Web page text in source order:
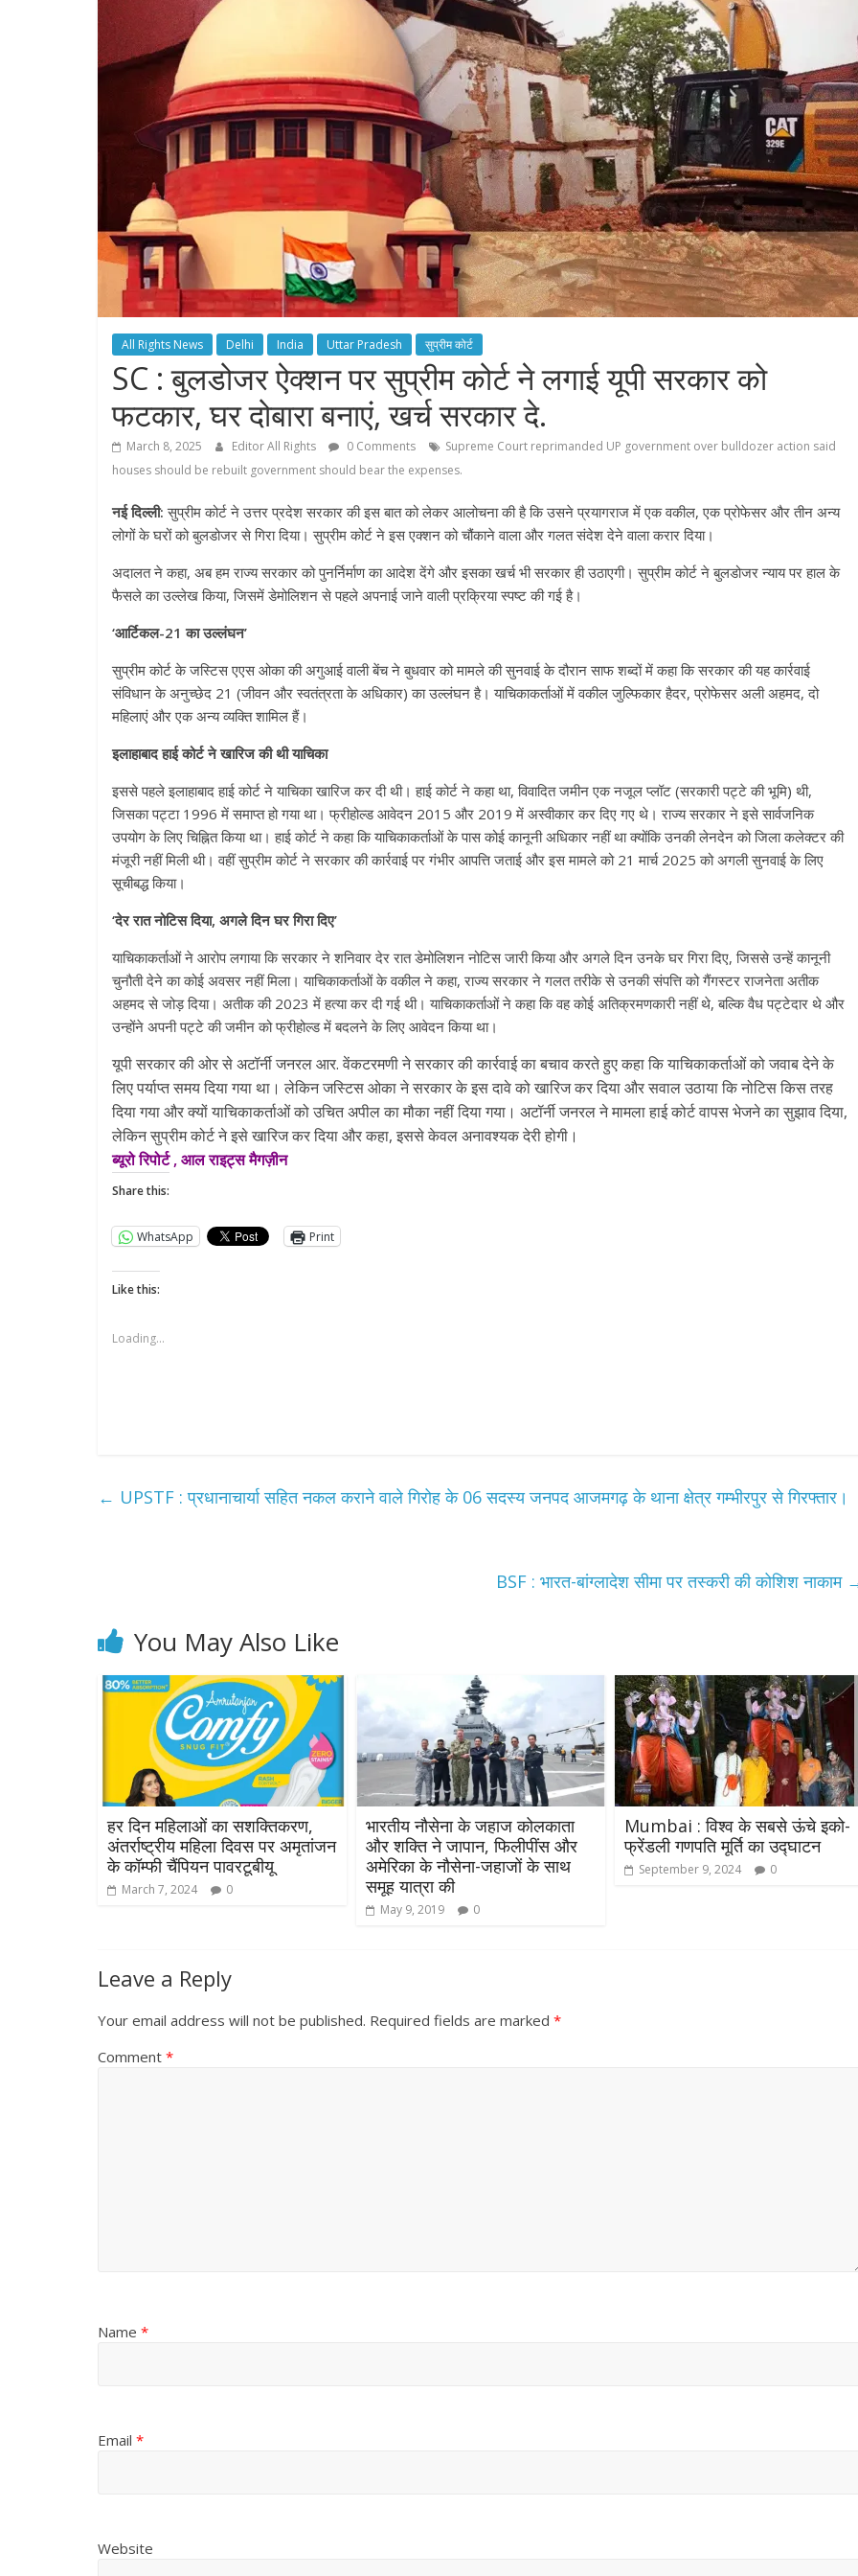
All Rights News Delhi India Uttar Pradesh सुप्रीम कोर्ट
SC : बुलडोजर ऐक्शन पर सुप्रीम कोर्ट ने लगाई यूपी सरकार को
फटकार, घर दोबारा बनाएं, खर्च सरकार दे.
March 8, 2025 Editor All Rights 0 Comments
Supreme Court reprimanded UP government over bulldozer action said
houses should be rebuilt government should bear the expenses.
नई दिल्ली: सुप्रीम कोर्ट ने उत्तर प्रदेश सरकार की इस बात को लेकर आलोचना की है कि उसने प्रयागराज में एक वकील, एक प्रोफेसर और तीन अन्य
लोगों के घरों को बुलडोजर से गिरा दिया। सुप्रीम कोर्ट ने इस एक्शन को चौंकाने वाला और गलत संदेश देने वाला करार दिया।
अदालत ने कहा, अब हम राज्य सरकार को पुनर्निर्माण का आदेश देंगे और इसका खर्च भी सरकार ही उठाएगी। सुप्रीम कोर्ट ने बुलडोजर न्याय पर हाल के
फैसले का उल्लेख किया, जिसमें डेमोलिशन से पहले अपनाई जाने वाली प्रक्रिया स्पष्ट की गई है।
‘आर्टिकल-21 का उल्लंघन’
सुप्रीम कोर्ट के जस्टिस एएस ओका की अगुआई वाली बेंच ने बुधवार को मामले की सुनवाई के दौरान साफ शब्दों में कहा कि सरकार की यह कार्रवाई
संविधान के अनुच्छेद 21 (जीवन और स्वतंत्रता के अधिकार) का उल्लंघन है। याचिकाकर्ताओं में वकील जुल्फिकार हैदर, प्रोफेसर अली अहमद, दो
महिलाएं और एक अन्य व्यक्ति शामिल हैं।
इलाहाबाद हाई कोर्ट ने खारिज की थी याचिका
इससे पहले इलाहाबाद हाई कोर्ट ने याचिका खारिज कर दी थी। हाई कोर्ट ने कहा था, विवादित जमीन एक नजूल प्लॉट (सरकारी पट्टे की भूमि) थी,
जिसका पट्टा 1996 में समाप्त हो गया था। फ्रीहोल्ड आवेदन 2015 और 2019 में अस्वीकार कर दिए गए थे। राज्य सरकार ने इसे सार्वजनिक
उपयोग के लिए चिह्नित किया था। हाई कोर्ट ने कहा कि याचिकाकर्ताओं के पास कोई कानूनी अधिकार नहीं था क्योंकि उनकी लेनदेन को जिला कलेक्टर की
मंजूरी नहीं मिली थी। वहीं सुप्रीम कोर्ट ने सरकार की कार्रवाई पर गंभीर आपत्ति जताई और इस मामले को 21 मार्च 2025 को अगली सुनवाई के लिए
सूचीबद्ध किया।
‘देर रात नोटिस दिया, अगले दिन घर गिरा दिए’
याचिकाकर्ताओं ने आरोप लगाया कि सरकार ने शनिवार देर रात डेमोलिशन नोटिस जारी किया और अगले दिन उनके घर गिरा दिए, जिससे उन्हें कानूनी
चुनौती देने का कोई अवसर नहीं मिला। याचिकाकर्ताओं के वकील ने कहा, राज्य सरकार ने गलत तरीके से उनकी संपत्ति को गैंगस्टर राजनेता अतीक
अहमद से जोड़ दिया। अतीक की 2023 में हत्या कर दी गई थी। याचिकाकर्ताओं ने कहा कि वह कोई अतिक्रमणकारी नहीं थे, बल्कि वैध पट्टेदार थे और
उन्होंने अपनी पट्टे की जमीन को फ्रीहोल्ड में बदलने के लिए आवेदन किया था।
यूपी सरकार की ओर से अटॉर्नी जनरल आर. वेंकटरमणी ने सरकार की कार्रवाई का बचाव करते हुए कहा कि याचिकाकर्ताओं को जवाब देने के
लिए पर्याप्त समय दिया गया था। लेकिन जस्टिस ओका ने सरकार के इस दावे को खारिज कर दिया और सवाल उठाया कि नोटिस किस तरह
दिया गया और क्यों याचिकाकर्ताओं को उचित अपील का मौका नहीं दिया गया। अटॉर्नी जनरल ने मामला हाई कोर्ट वापस भेजने का सुझाव दिया,
लेकिन सुप्रीम कोर्ट ने इसे खारिज कर दिया और कहा, इससे केवल अनावश्यक देरी होगी।
ब्यूरो रिपोर्ट , आल राइट्स मैगज़ीन
Share this:
WhatsApp Print
Like this:
Loading...
← UPSTF : प्रधानाचार्या सहित नकल कराने वाले गिरोह के 06 सदस्य जनपद आजमगढ़ के थाना क्षेत्र गम्भीरपुर से गिरफ्तार।
BSF : भारत-बांग्लादेश सीमा पर तस्करी की कोशिश नाकाम
You May Also Like
हर दिन महिलाओं का सशक्तिकरण,
अंतर्राष्ट्रीय महिला दिवस पर अमृतांजन
के कॉम्फी चैंपियन पावरटूबीयू
March 7, 2024 0
भारतीय नौसेना के जहाज कोलकाता
और शक्ति ने जापान, फिलीपींस और
अमेरिका के नौसेना-जहाजों के साथ
समूह यात्रा की
May 9, 2019 0
Mumbai : विश्व के सबसे ऊंचे इको-
फ्रेंडली गणपति मूर्ति का उद्घाटन
September 9, 2024 0
Leave a Reply
Your email address will not be published. Required fields are marked *
Comment *
Name *
Email *
Website
All Rights News Bareilly
Uttar